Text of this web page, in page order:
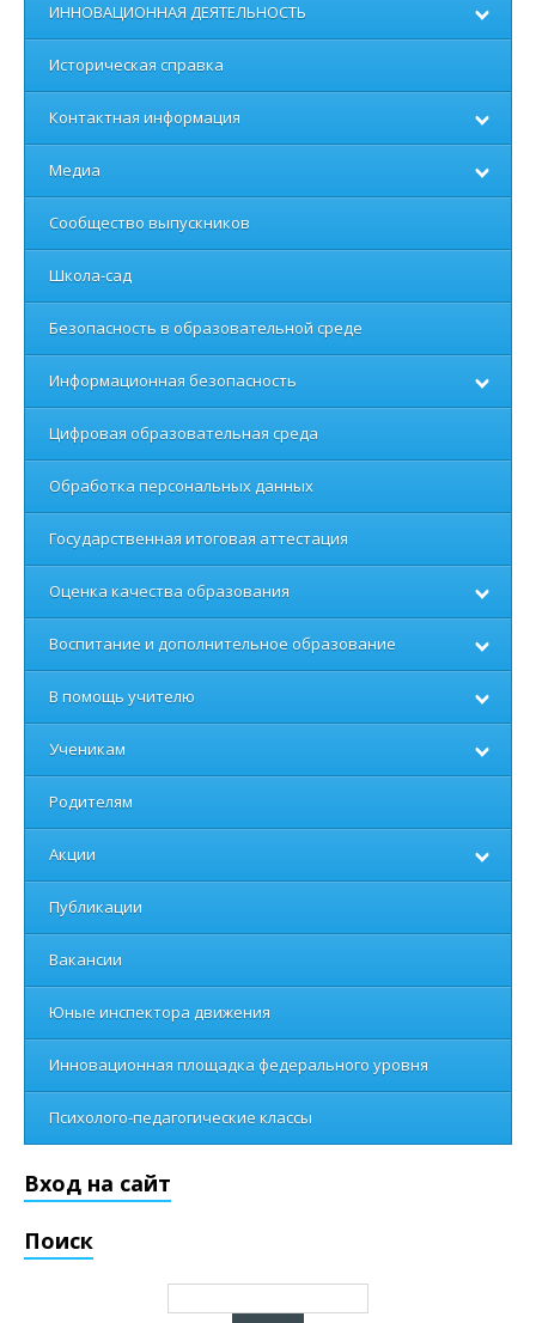
ИННОВАЦИОННАЯ ДЕЯТЕЛЬНОСТЬ
Историческая справка
Контактная информация
Медиа
Сообщество выпускников
Школа-сад
Безопасность в образовательной среде
Информационная безопасность
Цифровая образовательная среда
Обработка персональных данных
Государственная итоговая аттестация
Оценка качества образования
Воспитание и дополнительное образование
В помощь учителю
Ученикам
Родителям
Акции
Публикации
Вакансии
Юные инспектора движения
Инновационная площадка федерального уровня
Психолого-педагогические классы
Вход на сайт
Поиск